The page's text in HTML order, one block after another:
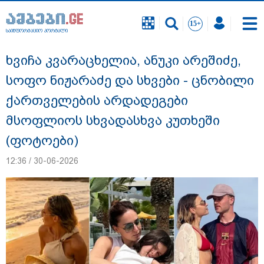
საინფორმაციო პორტალი
გიგა ავალიანის საქმეზე ნია იმნაძეს და
ანასტასია ბერუაშვილს ბრალდება
წარუდგინეს
საინფორმაციო პორტალი
ხვიჩა კვარაცხელია, ანუკი არეშიძე,
სოფო ნიჟარაძე და სხვები - ცნობილი
ქართველების არდადეგები
მსოფლიოს სხვადასხვა კუთხეში
(ფოტოები)
12:36 / 30-06-2026